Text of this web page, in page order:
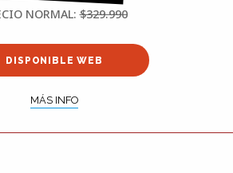
NORMAL:$329.990
DISPONIBLE WEB
MÁS INFO